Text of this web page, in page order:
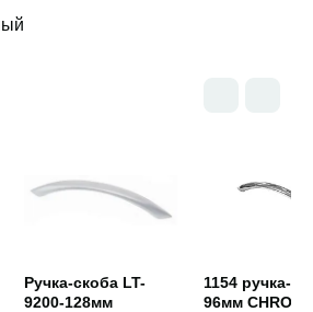
Ручка-скоба LT-
9200-128мм
1154 ручка-
96мм CHROM